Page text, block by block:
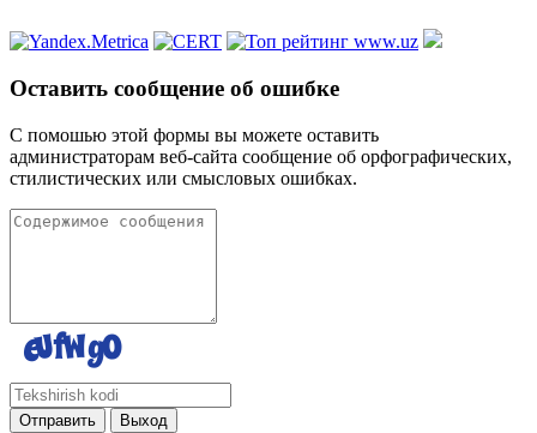
Оставить сообщение об ошибке
С помошью этой формы вы можете оставить
администраторам веб-сайта сообщение об орфографических,
стилистических или смысловых ошибках.
Отправить Выход